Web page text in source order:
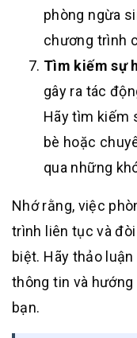
phòng ngừa
chương trình
Tìm kiếm sự
gây ra tác
Hãy tìm kiếm
bè hoặc
qua những
Nhớ rằng, việc
trình liên tục và
biệt. Hãy thảo
thông tin và
bạn.